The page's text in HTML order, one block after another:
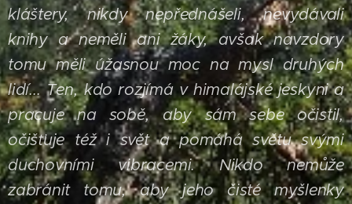
kláštery, nikdy nepřednášeli, nevydávali
knihy a neměli ani žáky, avšak navzdory
tomu měli úžasnou moc na mysl druhých
lidí... Ten, kdo rozjímá v himalájské jeskyni a
pracuje na sobě, aby sám sebe očistil,
očišťuje též i svět a pomáhá světu svými
duchovními vibracemi. Nikdo nemůže
zabránit tomu, aby jeho čisté myšlenky